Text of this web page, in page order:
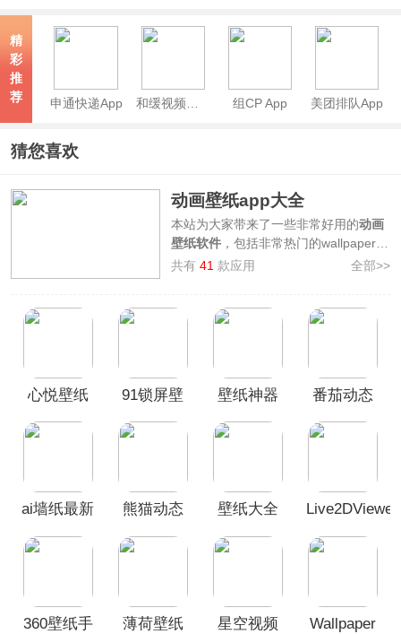
精
彩
推
荐
申通快递App 和缓视频医生app 组CP App 美团排队App
猜您喜欢
动画壁纸app大全
本站为大家带来了一些非常好用的动画
壁纸软件 ，包括非常热门的wallpaper手
机版、薄荷壁纸、星空视频壁纸等等，
流畅的动画以及更换各种流行的动漫壁
快前来下载使用吧！
共有41 款应用 全部>>
心悦壁纸
91锁屏壁
壁纸神器
番茄动态
ai墙纸最新
熊猫动态
壁纸大全
360壁纸手
薄荷壁纸
星空视频
Wallpaper